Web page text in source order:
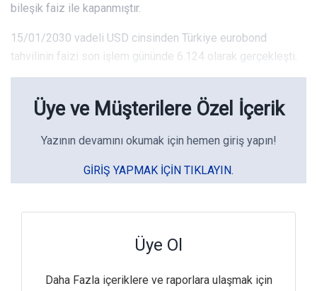
bileşik faiz ile kapanmıştır.
15/01/2030 vadeli USD cinsinden Türkiye eurobond
tahvilinin faizi son işlem gününde 6.124 olarak gerçekleşti.
Üye ve Müşterilere Özel İçerik
Yazının devamını okumak için hemen giriş yapın!
GIRIŞ YAPMAK IÇIN TIKLAYIN.
Üye Ol
Daha Fazla içeriklere ve raporlara ulaşmak için